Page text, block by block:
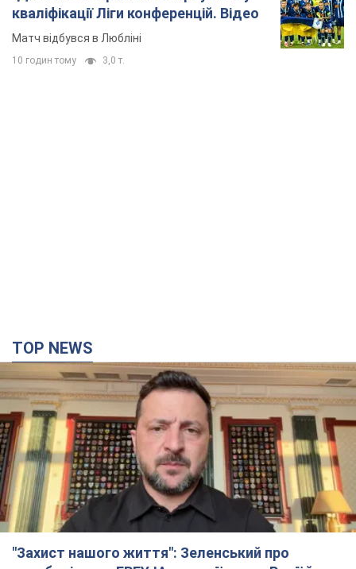
"Захист нашого життя": Зеленський про
антибалістику FREYJA, санкції проти Росії й
підтримку аграріїв. Відео
Європейські партнери долучаються до спільного проєкту
12 годин тому 88,7 т.
З 1 вересня українським вчителям підвищать
зарплати: Корецький розкрив деталі